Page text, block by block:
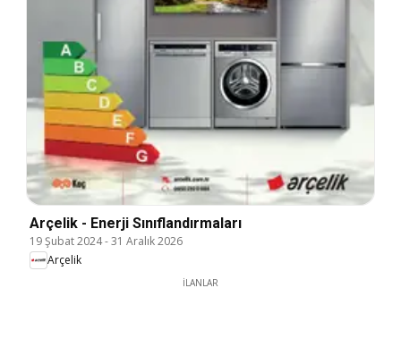
Arçelik - Enerji Sınıflandırmaları
19 Şubat 2024-31 Aralık 2026
Arçelik
İLANLAR